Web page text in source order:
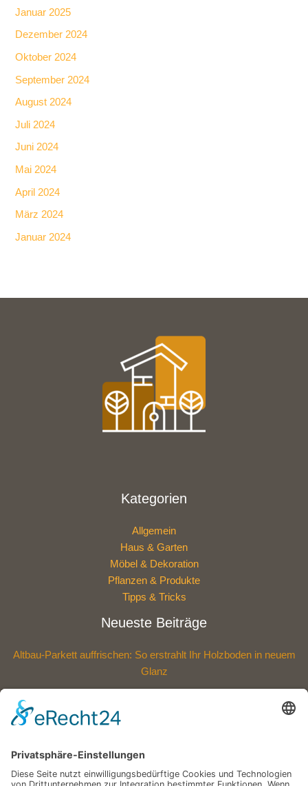
Januar 2025
Dezember 2024
Oktober 2024
September 2024
August 2024
Juli 2024
Juni 2024
Mai 2024
April 2024
März 2024
Januar 2024
Kategorien
Allgemein
Haus & Garten
Möbel & Dekoration
Pflanzen & Produkte
Tipps & Tricks
Neueste Beiträge
Altbau-Parkett auffrischen: So erstrahlt Ihr Holzboden in neuem
Glanz
Widerstandskraft für Ihr Zuhause
Wie eine Versickerungsanlage Ihren Garten nachhaltig schützt –